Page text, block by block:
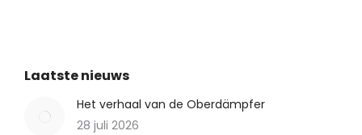
Laatste nieuws
Het verhaal van de Oberdämpfer
28 juli 2026